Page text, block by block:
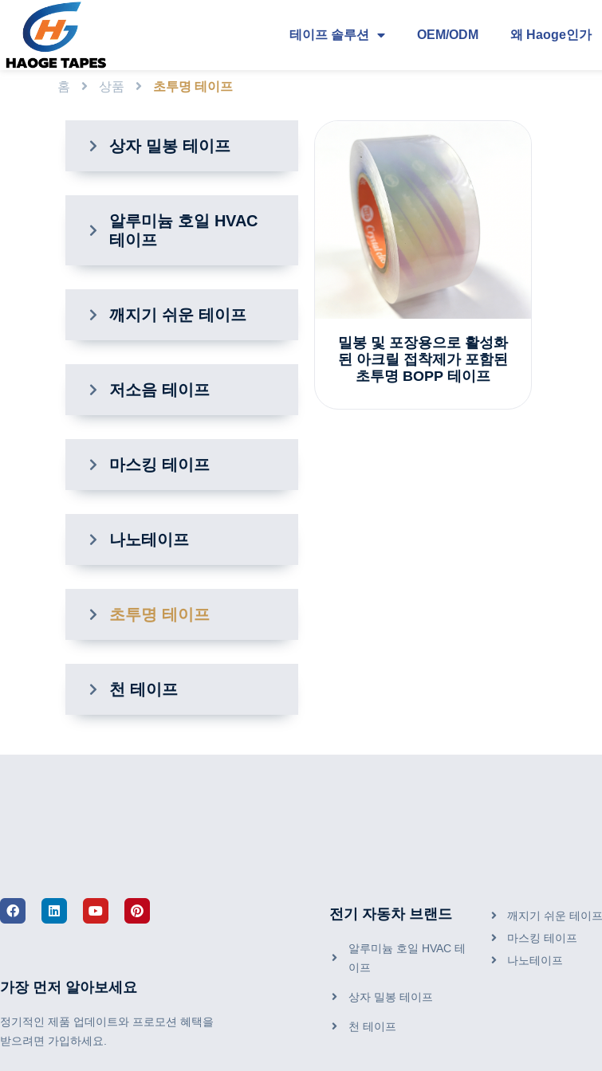
테이프 솔루션 OEM/ODM 왜 Haoge인가
홈 상품 초투명 테이프
상자 밀봉 테이프
알루미늄 호일 HVAC
테이프
깨지기 쉬운 테이프
저소음 테이프
마스킹 테이프
나노테이프
초투명 테이프
천 테이프
밀봉 및 포장용으로 활성화
된 아크릴 접착제가 포함된
초투명 BOPP 테이프
가장 먼저 알아보세요
정기적인 제품 업데이트와 프로모션 혜택을
받으려면 가입하세요.
전기 자동차 브랜드
알루미늄 호일 HVAC 테
이프
상자 밀봉 테이프
천 테이프
깨지기 쉬운 테이프
마스킹 테이프
나노테이프